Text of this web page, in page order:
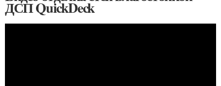
ДСП QuickDeck